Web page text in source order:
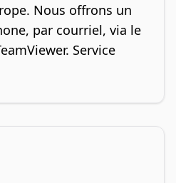
Nous offrons un
par courriel, via le
Service